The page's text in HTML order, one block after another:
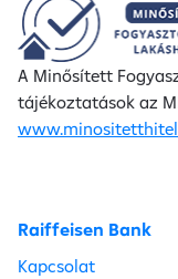
A Minősített
tájékoztatások az
Raiffeisen Bank
Kapcsolat